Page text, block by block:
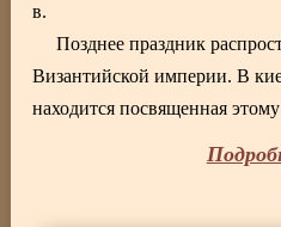
в.
Позднее праздник
Византийской империи. В
находится посвященная